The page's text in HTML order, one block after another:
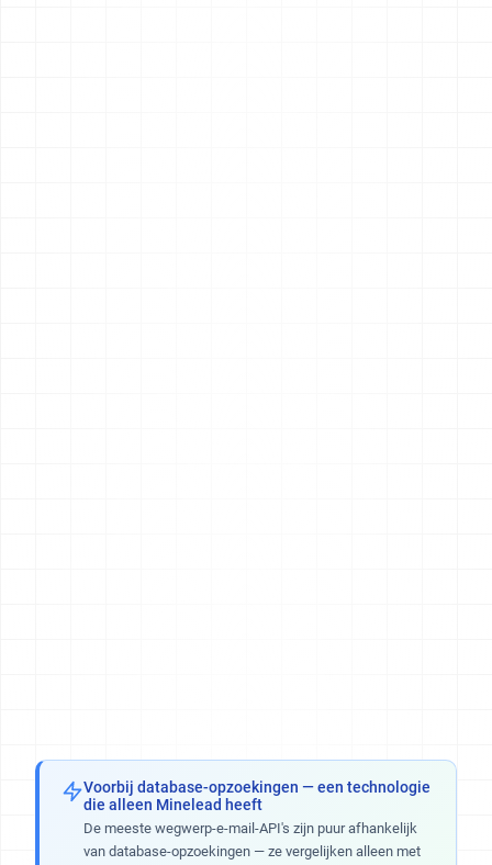
Voorbij database-opzoekingen — een technologie
die alleen Minelead heeft
De meeste wegwerp-e-mail-API's zijn puur afhankelijk
van database-opzoekingen — ze vergelijken alleen met